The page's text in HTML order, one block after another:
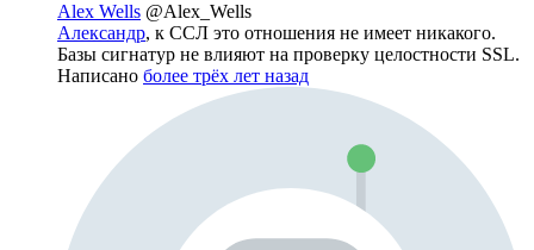
Alex Wells @Alex_Wells
Александр, к ССЛ это отношения не имеет никакого.
Базы сигнатур не влияют на проверку целостности SSL.
Написано более трёх лет назад